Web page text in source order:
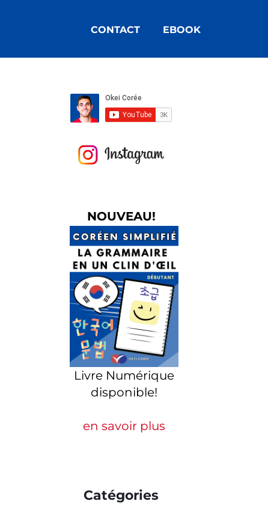
CONTACT EBOOK
NOUVEAU!
Livre Numérique
disponible!
en savoir plus
Catégories